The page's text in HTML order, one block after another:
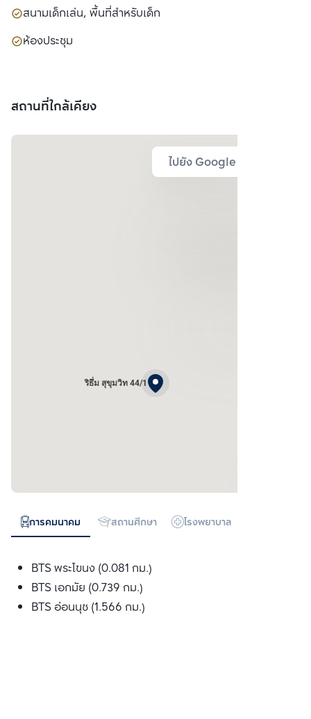
สนามเด็กเล่น, พื้นที่สำหรับเด็ก
ห้องประชุม
สถานที่ใกล้เคียง
ไปยัง Google Map
ริธึ่ม สุขุมวิท 44/1
การคมนาคม สถานศึกษา โรงพยาบาล
BTS พระโขนง (0.081 กม.)
BTS เอกมัย (0.739 กม.)
BTS อ่อนนุช (1.566 กม.)